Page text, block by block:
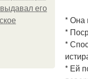
его
* Она
*
*
* Ей